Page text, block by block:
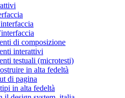
di composizione
interattivi
testuali (microtesti)
in alta fedeltà
di pagina
in alta fedeltà